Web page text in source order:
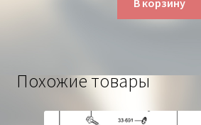
В корзину
Похожие товары